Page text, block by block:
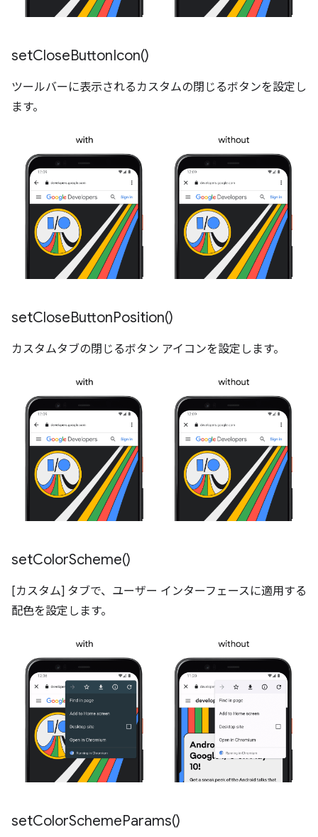
setCloseButtonIcon()
ツールバーに表示されるカスタムの閉じるボタンを設定し
ます。
setCloseButtonPosition()
カスタムタブの閉じるボタン アイコンを設定します。
setColorScheme()
[カスタム] タブで、ユーザー インターフェースに適用する
配色を設定します。
setColorSchemeParams()